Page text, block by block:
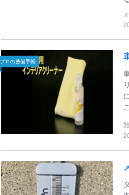
プロの整備手帳